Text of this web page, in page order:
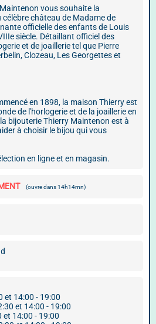
vous souhaite la
célèbre château de Madame de
officielle des enfants de Louis
siècle. Détaillant officiel des
et de joaillerie tel que Pierre
Clozeau, Les Georgettes et
en 1898, la maison Thierry est
de l'horlogerie et de la joaillerie en
bijouterie Thierry Maintenon est à
à choisir le bijou qui vous
en ligne et en magasin.
(ouvre dans 14h14mn)
et 14:00 - 19:00
et 14:00 - 19:00
et 14:00 - 19:00